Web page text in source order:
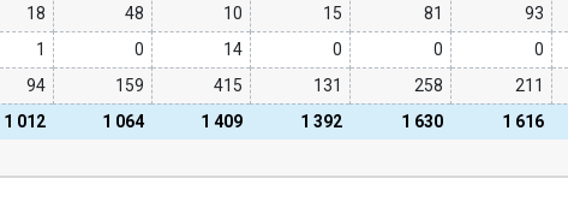
1 012 1 064 1 409 1 392 1 630 1 616
18 48 10 15 81 93
1 0 14 0 0 0
94 159 415 131 258 211